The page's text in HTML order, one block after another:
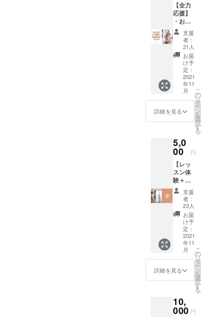
【全力
応援】
・お礼
のメー
ル 支援
者：
21人
お届
け予
定：
2021
年11
月
詳細を見る
こ
の
リ
タ
ー
ン
を
選
択
す
る
5,0
00 円
【レッ
スン体
験＋オ
リジナ
ルグッ
ズ１
点】 ・
ヨガ対
面レッ
スンま
たはオ
ンライ
ンレッ
スン1回
券 レッ
スン体
効期間
(2021年
支援
者：
23人
お届
け予
定：
2021
年11
月
詳細を見る
こ
の
リ
タ
ー
ン
を
選
択
す
る
10,
000 円